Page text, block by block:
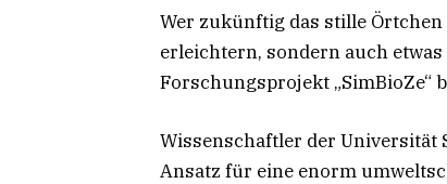
Wer zukünftig das stille
erleichtern, sondern auch
Forschungsprojekt „SimBioZe“
Wissenschaftler der
Ansatz für eine enorm